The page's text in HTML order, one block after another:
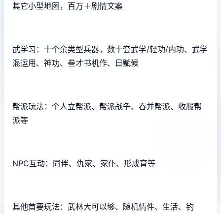
其它小型地图，百万＋剧情文案
武学习：十个余类型兵器，数十套武学/轻功/内功、武学
混运用、神功、叁才书机作、日赋候
帮派玩法：个人立帮派、帮派战争、吞并帮派、收服帮
派等
NPC互动：同伴、仇家、家仆、形成育等
其他首要玩法：武林大可以够、随机情件、生活、钓